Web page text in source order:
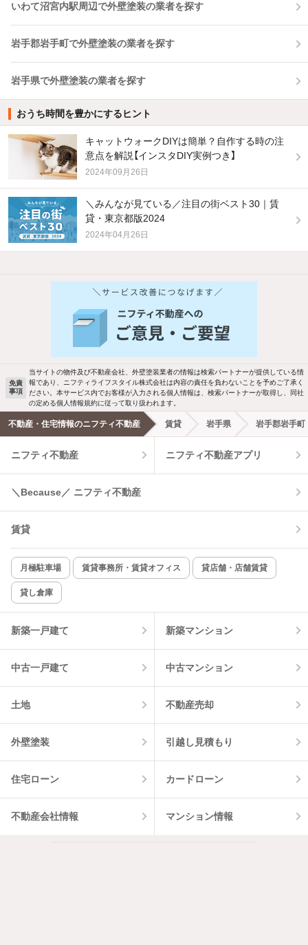
いわて沼宮内駅周辺で外壁塗装の業者を探す
岩手郡岩手町で外壁塗装の業者を探す
岩手県で外壁塗装の業者を探す
おうち時間を豊かにするヒント
キャットウォークDIYは簡単？自作する時の注
意点を解説【インスタDIY実例つき】
2024年09月26日
＼みんなが見ている／注目の街ベスト30｜賃
貸・東京都版2024
2024年04月26日
他の人はこんな条件で絞り込んでいます！
バス・トイレ別 2階以上
駐車場あり ペット相談
洗濯機置場あり 独立洗面台
エアコンあり 都市ガス
温水洗浄便座 オートロック
コンロ2口以上
新着のみ インターネット無料
該当件数:
5
免責
事項
当サイトの物件及び不動産会社、外壁塗装業者の情報は検索パートナーが提供している情
報であり、ニフティライフスタイル株式会社は内容の責任を負わないことを予めご了承く
ださい。本サービス内でお客様が入力される個人情報は、検索パートナーが取得し、同社
の定める個人情報規約に従って取り扱われます。
不動産・住宅情報のニフティ不動産 賃貸 岩手県 岩手郡岩手町
ニフティ不動産 ニフティ不動産アプリ
＼Because／ ニフティ不動産
賃貸
月極駐車場 賃貸事務所・賃貸オフィス 貸店舗・店舗賃貸
貸し倉庫
新築一戸建て 新築マンション
中古一戸建て 中古マンション
土地 不動産売却
外壁塗装 引越し見積もり
住宅ローン カードローン
不動産会社情報 マンション情報